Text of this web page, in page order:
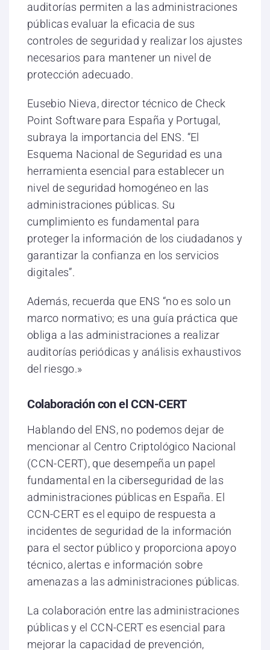
auditorías permiten a las administraciones
públicas evaluar la eficacia de sus
controles de seguridad y realizar los ajustes
necesarios para mantener un nivel de
protección adecuado.
Eusebio Nieva, director técnico de Check
Point Software para España y Portugal,
subraya la importancia del ENS. “El
Esquema Nacional de Seguridad es una
herramienta esencial para establecer un
nivel de seguridad homogéneo en las
administraciones públicas. Su
cumplimiento es fundamental para
proteger la información de los ciudadanos y
garantizar la confianza en los servicios
digitales”.
Además, recuerda que ENS “no es solo un
marco normativo; es una guía práctica que
obliga a las administraciones a realizar
auditorías periódicas y análisis exhaustivos
del riesgo.»
Colaboración con el CCN-CERT
Hablando del ENS, no podemos dejar de
mencionar al Centro Criptológico Nacional
(CCN-CERT), que desempeña un papel
fundamental en la ciberseguridad de las
administraciones públicas en España. El
CCN-CERT es el equipo de respuesta a
incidentes de seguridad de la información
para el sector público y proporciona apoyo
técnico, alertas e información sobre
amenazas a las administraciones públicas.
La colaboración entre las administraciones
públicas y el CCN-CERT es esencial para
mejorar la capacidad de prevención,